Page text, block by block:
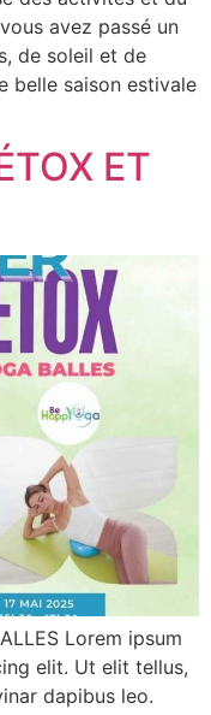
avez passé un
de soleil et de
belle saison estivale
ET
Lorem ipsum
elit. Ut elit tellus,
dapibus leo.